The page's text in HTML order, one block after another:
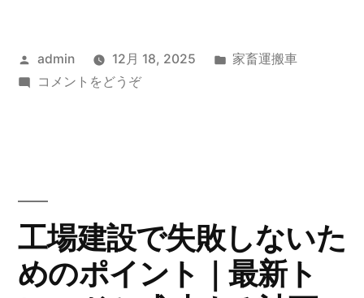
投
稿
admin 12月 18, 2025
カ
家畜運搬車
コメントをどうぞ(家
び
方
と
工場建設で失敗しないた
めのポイント｜最新ト